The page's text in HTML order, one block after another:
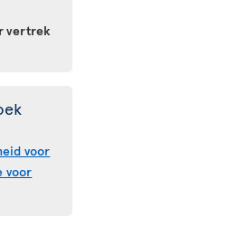
vertrek
voor
voor